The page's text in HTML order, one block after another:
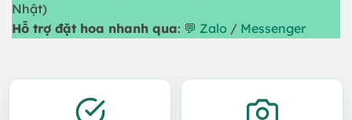
Nhật)
Hỗ trợ đặt hoa nhanh qua: 💬 Zalo / Messenger